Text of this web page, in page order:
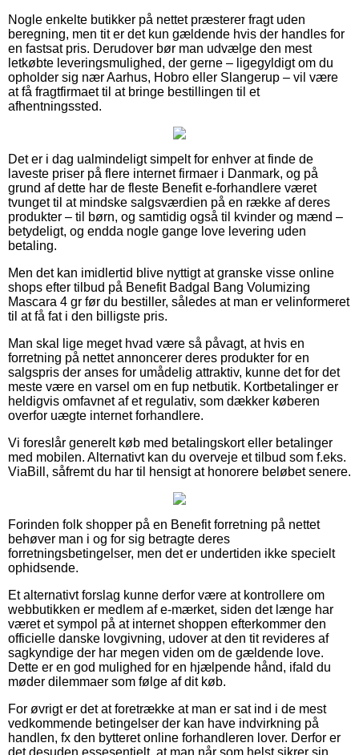
Nogle enkelte butikker på nettet præsterer fragt uden
beregning, men tit er det kun gældende hvis der handles for
en fastsat pris. Derudover bør man udvælge den mest
letkøbte leveringsmulighed, der gerne – ligegyldigt om du
opholder sig nær Aarhus, Hobro eller Slangerup – vil være
at få fragtfirmaet til at bringe bestillingen til et
afhentningssted.
Det er i dag ualmindeligt simpelt for enhver at finde de
laveste priser på flere internet firmaer i Danmark, og på
grund af dette har de fleste Benefit e-forhandlere været
tvunget til at mindske salgsværdien på en række af deres
produkter – til børn, og samtidig også til kvinder og mænd –
betydeligt, og endda nogle gange love levering uden
betaling.
Men det kan imidlertid blive nyttigt at granske visse online
shops efter tilbud på Benefit Badgal Bang Volumizing
Mascara 4 gr før du bestiller, således at man er velinformeret
til at få fat i den billigste pris.
Man skal lige meget hvad være så påvagt, at hvis en
forretning på nettet annoncerer deres produkter for en
salgspris der anses for umådelig attraktiv, kunne det for det
meste være en varsel om en fup netbutik. Kortbetalinger er
heldigvis omfavnet af et regulativ, som dækker køberen
overfor uægte internet forhandlere.
Vi foreslår generelt køb med betalingskort eller betalinger
med mobilen. Alternativt kan du overveje et tilbud som f.eks.
ViaBill, såfremt du har til hensigt at honorere beløbet senere.
Forinden folk shopper på en Benefit forretning på nettet
behøver man i og for sig betragte deres
forretningsbetingelser, men det er undertiden ikke specielt
ophidsende.
Et alternativt forslag kunne derfor være at kontrollere om
webbutikken er medlem af e-mærket, siden det længe har
været et sympol på at internet shoppen efterkommer den
officielle danske lovgivning, udover at den tit revideres af
sagkyndige der har megen viden om de gældende love.
Dette er en god mulighed for en hjælpende hånd, ifald du
møder dilemmaer som følge af dit køb.
For øvrigt er det at foretrække at man er sat ind i de mest
vedkommende betingelser der kan have indvirkning på
handlen, fx den bytteret online forhandleren lover. Derfor er
det desuden essesentielt, at man når som helst sikrer sin